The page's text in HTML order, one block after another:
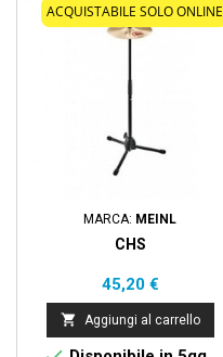
ACQUISTABILE SOLO ONLINE
MARCA: MEINL
CHS
Prezzo
45,20 €
 Aggiungi al carrello